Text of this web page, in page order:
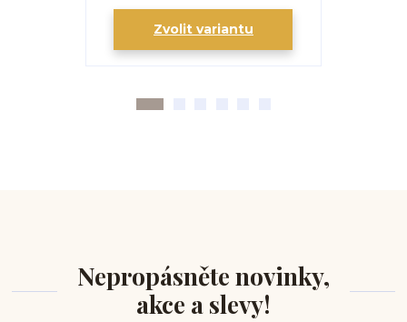
Zvolit variantu
Nepropásněte novinky,
akce a slevy!